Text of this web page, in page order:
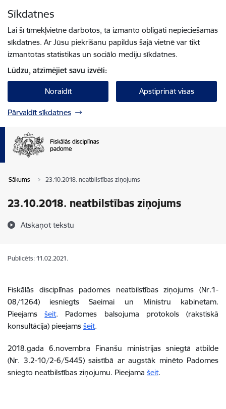
Sīkdatnes
Lai šī tīmekļvietne darbotos, tā izmanto obligāti nepieciešamās
sīkdatnes. Ar Jūsu piekrišanu papildus šajā vietnē var tikt
izmantotas statistikas un sociālo mediju sīkdatnes.
Lūdzu, atzīmējiet savu izvēli:
Noraidīt Apstiprināt visas
Pārvaldīt sīkdatnes
Sākums 23.10.2018. neatbilstības ziņojums
23.10.2018. neatbilstības ziņojums
Atskaņot tekstu
Publicēts: 11.02.2021.
Fiskālās disciplīnas padomes neatbilstības ziņojums (Nr.1-
08/1264) iesniegts Saeimai un Ministru kabinetam.
Pieejamsšeit. Padomes balsojuma protokols (rakstiskā
konsultācija) pieejams šeit.
2018.gada 6.novembra Finanšu ministrijas sniegtā atbilde
(Nr. 3.2-10/2-6/5445) saistībā ar augstāk minēto Padomes
sniegto neatbilstības ziņojumu. Pieejama šeit.